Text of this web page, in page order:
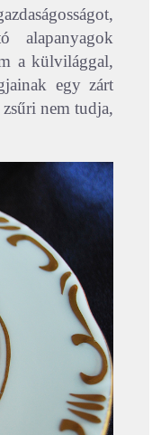
alapanyagok
a külvilággal,
egy zárt
nem tudja,